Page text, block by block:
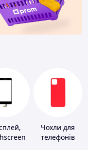
Чохли для
телефонів